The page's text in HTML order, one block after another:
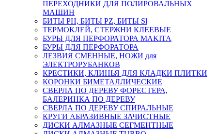
ПЕРЕХОДНИКИ ДЛЯ ПОЛИРОВАЛЬНЫХ
МАШИН
БИТЫ PH, БИТЫ PZ, БИТЫ Sl
ТЕРМОКЛЕЙ, СТЕРЖНИ КЛЕЕВЫЕ
БУРЫ ДЛЯ ПЕРФОРАТОРА MAKITA
БУРЫ ДЛЯ ПЕРФОРАТОРА
ЛЕЗВИЯ СМЕННЫЕ, НОЖИ для
ЭЛЕКТРОРУБАНКОВ
КРЕСТИКИ, КЛИНЬЯ ДЛЯ КЛАДКИ ПЛИТКИ
КОРОНКИ БИМЕТАЛЛИЧЕСКИЕ
СВЕРЛА ПО ДЕРЕВУ ФОРЕСТЕРА,
БАЛЕРИНКА ПО ДЕРЕВУ
СВЕРЛА ПО ДЕРЕВУ СПИРАЛЬНЫЕ
КРУГИ АБРАЗИВНЫЕ ЗАЧИСТНЫЕ
ДИСКИ АЛМАЗНЫЕ СЕГМЕНТНЫЕ